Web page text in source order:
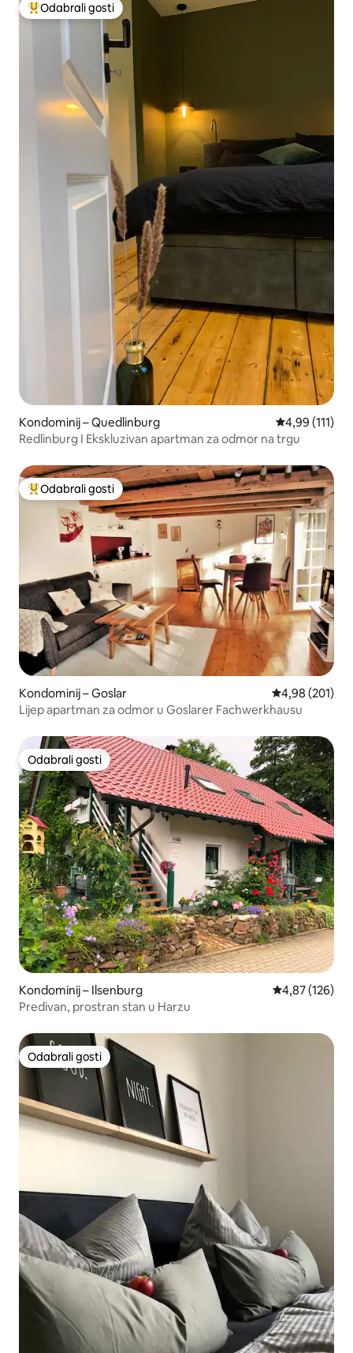
Među najviše rangiranima s oznakom „Odabrali gosti”
Odabrali gosti
Kondominij – Quedlinburg Prosječna
4,99 (111)
Redlinburg I Ekskluzivan apartman za odmor na trgu
Među najviše rangiranima s oznakom „Odabrali gosti”
Odabrali gosti
Kondominij – Goslar Prosječna
4,98 (201)
Lijep apartman za odmor u Goslarer Fachwerkhausu
Odabrali gosti
Odabrali gosti
Kondominij – Ilsenburg Prosječna
4,87 (126)
Predivan, prostran stan u Harzu
Odabrali gosti
Odabrali gosti